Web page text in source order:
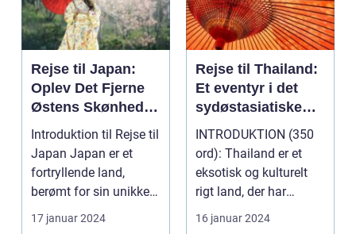
Rejse til Japan:
Oplev Det Fjerne
Østens Skønhed
og Kultur
Introduktion til Rejse til
Japan Japan er et
fortryllende land,
berømt for sin unikke
blanding af g...
17 januar 2024
Rejse til Thailand:
Et eventyr i det
sydøstasiatiske
paradis
INTRODUKTION (350
ord): Thailand er et
eksotisk og kulturelt
rigt land, der har
tiltrukket rejsende...
16 januar 2024